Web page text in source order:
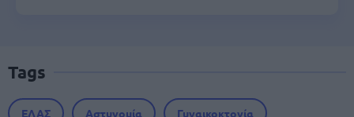
Tags
ΕΛΑΣ Αστυνομία Γυναικοκτονία